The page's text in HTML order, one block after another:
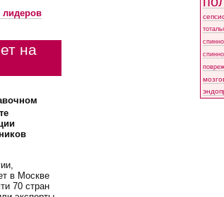
лидеров
на
в Москве
70 стран